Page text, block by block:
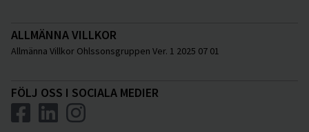
ALLMÄNNA VILLKOR
Allmänna Villkor Ohlssonsgruppen Ver. 1 2025 07 01
FÖLJ OSS I SOCIALA MEDIER